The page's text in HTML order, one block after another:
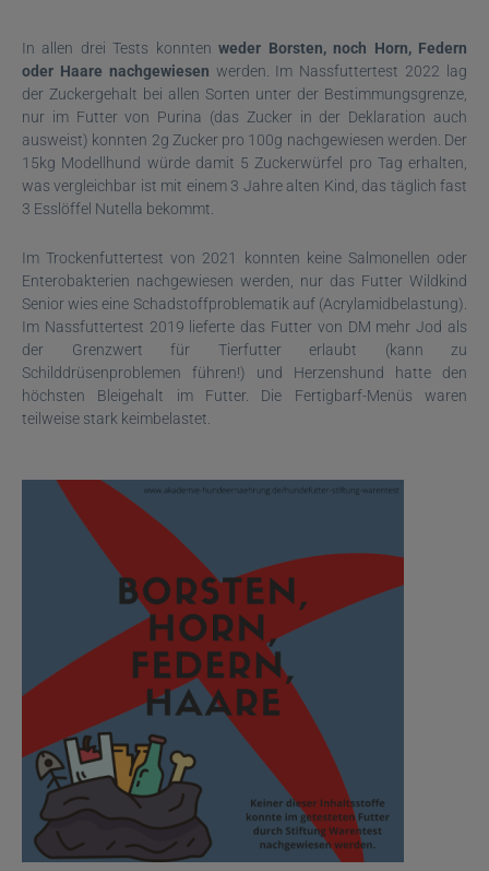
In allen drei Tests konntenweder Borsten, noch Horn, Federn
oder Haare nachgewiesen werden. Im Nassfuttertest 2022 lag
der Zuckergehalt bei allen Sorten unter der Bestimmungsgrenze,
nur im Futter von Purina (das Zucker in der Deklaration auch
ausweist) konnten 2g Zucker pro 100g nachgewiesen werden. Der
15kg Modellhund würde damit 5 Zuckerwürfel pro Tag erhalten,
was vergleichbar ist mit einem 3 Jahre alten Kind, das täglich fast
3 Esslöffel Nutella bekommt.
Im Trockenfuttertest von 2021 konnten keine Salmonellen oder
Enterobakterien nachgewiesen werden, nur das Futter Wildkind
Senior wies eine Schadstoffproblematik auf (Acrylamidbelastung).
Im Nassfuttertest 2019 lieferte das Futter von DM mehr Jod als
der Grenzwert für Tierfutter erlaubt (kann zu
Schilddrüsenproblemen führen!) und Herzenshund hatte den
höchsten Bleigehalt im Futter. Die Fertigbarf-Menüs waren
teilweise stark keimbelastet.